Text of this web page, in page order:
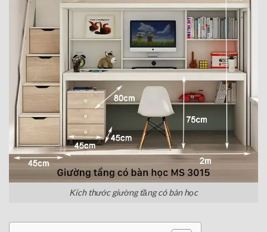
Kích thước giường tầng có bàn học